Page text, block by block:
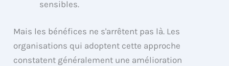
sensibles.
Mais les bénéfices ne s'arrêtent pas là. Les
organisations qui adoptent cette approche
constatent généralement une amélioration